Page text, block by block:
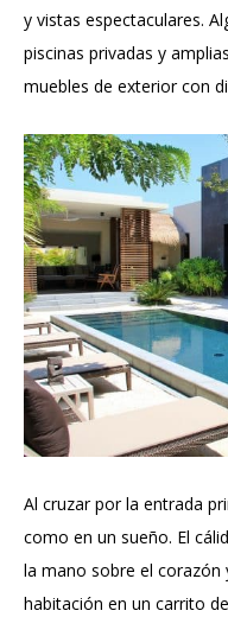
y vistas espectaculares.
piscinas privadas y
muebles de exterior con
Al cruzar por la entrada
como en un sueño. El
la mano sobre el corazón
habitación en un carrito